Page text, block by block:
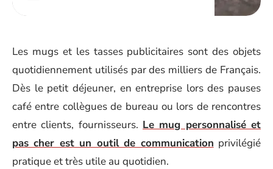
Les mugs et les tasses publicitaires sont des objets
quotidiennement utilisés par des milliers de Français.
Dès le petit déjeuner, en entreprise lors des pauses
café entre collègues de bureau ou lors de rencontres
entre clients, fournisseurs. Le mug personnalisé et
pas cher est un outil de communication privilégié
pratique et très utile au quotidien.